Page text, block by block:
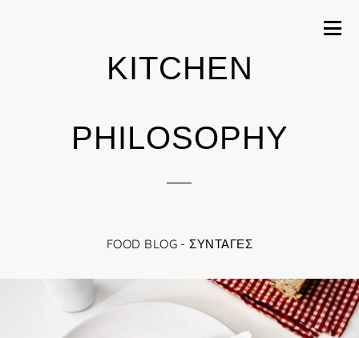
KITCHEN
PHILOSOPHY
FOOD BLOG - ΣΥΝΤΑΓΈΣ